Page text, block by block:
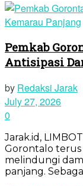
Pemkab
Antisipasi
by Redaksi Jarak
July 27, 2026
0
Jarak.id,
Gorontalo
melindungi
panjang.